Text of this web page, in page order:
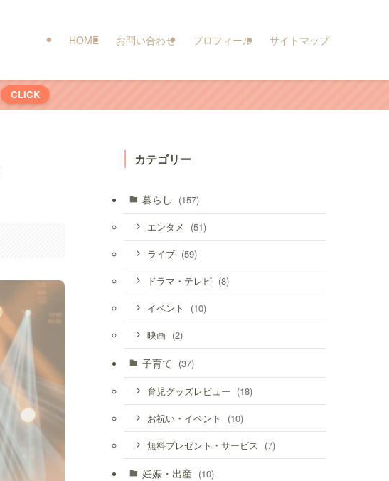
HOME お問い合わせ プロフィール サイトマップ
CLICK
カテゴリー
暮らし (157)
エンタメ (51)
ライブ (59)
ドラマ・テレビ (8)
イベント (10)
映画 (2)
子育て (37)
育児グッズレビュー (18)
お祝い・イベント (10)
無料プレゼント・サービス (7)
妊娠・出産 (10)